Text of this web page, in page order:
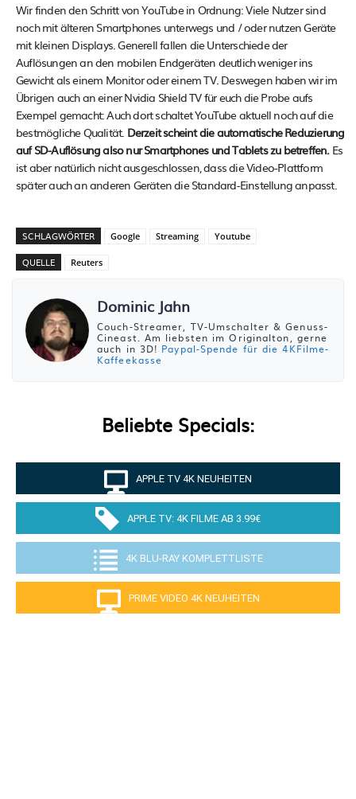
Wir finden den Schritt von YouTube in Ordnung: Viele Nutzer sind
noch mit älteren Smartphones unterwegs und / oder nutzen Geräte
mit kleinen Displays. Generell fallen die Unterschiede der
Auflösungen an den mobilen Endgeräten deutlich weniger ins
Gewicht als einem Monitor oder einem TV. Deswegen haben wir im
Übrigen auch an einer Nvidia Shield TV für euch die Probe aufs
Exempel gemacht: Auch dort schaltet YouTube aktuell noch auf die
bestmögliche Qualität. Derzeit scheint die automatische Reduzierung
auf SD-Auflösung also nur Smartphones und Tablets zu betreffen.Es
ist aber natürlich nicht ausgeschlossen, dass die Video-Plattform
später auch an anderen Geräten die Standard-Einstellung anpasst.
SCHLAGWÖRTER Google Streaming Youtube
QUELLE Reuters
Dominic Jahn
Couch-Streamer, TV-Umschalter & Genuss-
Cineast. Am liebsten im Originalton, gerne
auch in 3D! Paypal-Spende für die 4KFilme-
Kaffeekasse
Beliebte Specials:
APPLE TV 4K NEUHEITEN
APPLE TV: 4K FILME AB 3.99€
4K BLU-RAY KOMPLETTLISTE
PRIME VIDEO 4K NEUHEITEN